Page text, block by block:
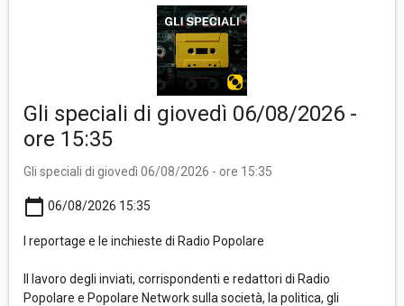
Gli speciali di giovedì 06/08/2026 -
ore 15:35
Gli speciali di giovedì 06/08/2026 - ore 15:35
calendar_today 06/08/2026 15:35
I reportage e le inchieste di Radio Popolare
Il lavoro degli inviati, corrispondenti e redattori di Radio
Popolare e Popolare Network sulla società, la politica, gli